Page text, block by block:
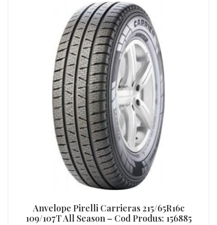
Anvelope Pirelli Carrieras 215/65R16c
109/107T All Season – Cod Produs: 156885